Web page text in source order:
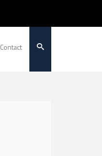
Contact